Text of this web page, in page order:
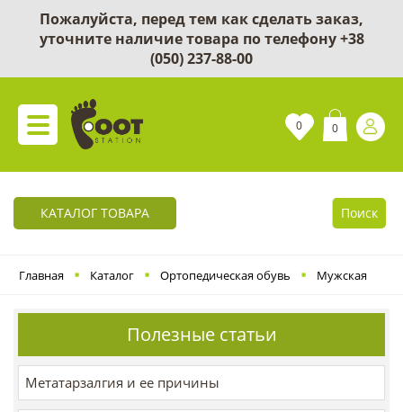
Пожалуйста, перед тем как сделать заказ,
уточните наличие товара по телефону+38
(050) 237-88-00
0 0
КАТАЛОГ ТОВАРА Поиск
Главная Каталог Ортопедическая обувь Мужская
Полезные статьи
Метатарзалгия и ее причины